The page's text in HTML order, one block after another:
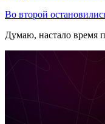
Во второй
Думаю, настало время